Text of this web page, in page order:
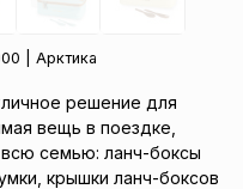
| Арктика
решение для
вещь в поездке,
семью: ланч-боксы
крышки ланч-боксов